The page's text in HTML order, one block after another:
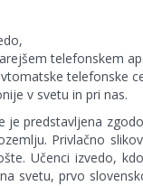
telefonskem
telefonske
v svetu in pri nas.
je predstavljena
Privlačno
Učenci izvedo,
svetu, prvo